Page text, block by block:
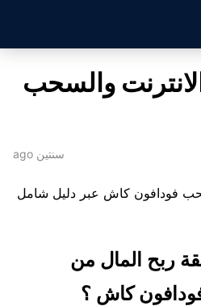
والسحب
سنتين ago
فودافون كاش عبر دليل شامل
ربح المال من
كاش ؟